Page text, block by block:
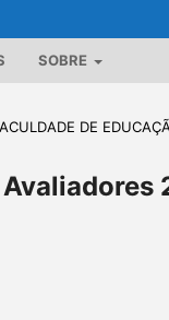
SOBRE
DE
Avaliadores